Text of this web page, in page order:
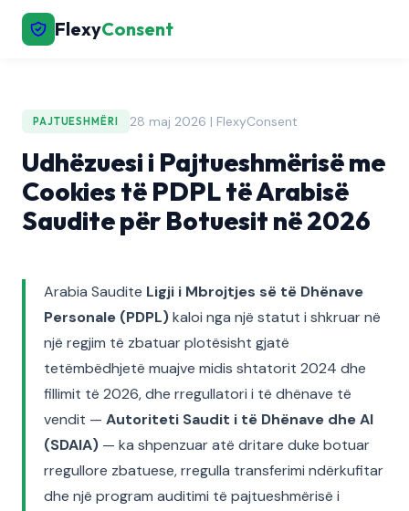
FlexyConsent
PAJTUESHMËRI 28 maj 2026 | FlexyConsent
Udhëzuesi i Pajtueshmërisë me
Cookies të PDPL të Arabisë
Saudite për Botuesit në 2026
Arabia Saudite Ligji i Mbrojtjes së të Dhënave
Personale (PDPL)kaloi nga një statut i shkruar në
një regjim të zbatuar plotësisht gjatë
tetëmbëdhjetë muajve midis shtatorit 2024 dhe
fillimit të 2026, dhe rregullatori i të dhënave të
vendit — Autoriteti Saudit i të Dhënave dhe AI
(SDAIA) — ka shpenzuar atë dritare duke botuar
rregullore zbatuese, rregulla transferimi ndërkufitar
dhe një program auditimi të pajtueshmërisë i